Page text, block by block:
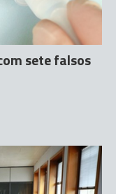
sete falsos